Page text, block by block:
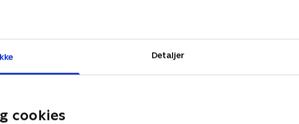
Detaljer
cookies
er glade for at have fundet en
som Mandy ikke har,
tager dem ivrigt på. Men den
januar 2007 • 21 min
Jerry kalder pigerne til